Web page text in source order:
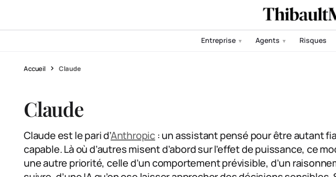
Entreprise ▾ Agents ▾ Risques
Accueil Claude
Claude
Claude est le pari d’Anthropic : un assistant pensé pour être autant
capable. Là où d’autres misent d’abord sur l’effet de puissance, ce
une autre priorité, celle d’un comportement prévisible, d’un